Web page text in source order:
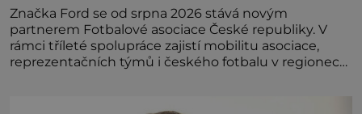
Značka Ford se od srpna 2026 stává novým
partnerem Fotbalové asociace České republiky. V
rámci tříleté spolupráce zajistí mobilitu asociace,
reprezentačních týmů i českého fotbalu v regionech.